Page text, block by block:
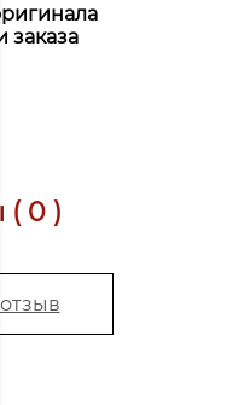
заказа
( 0 )